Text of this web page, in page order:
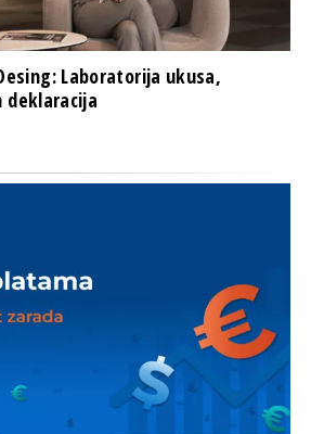
Desing: Laboratorija ukusa,
deklaracija